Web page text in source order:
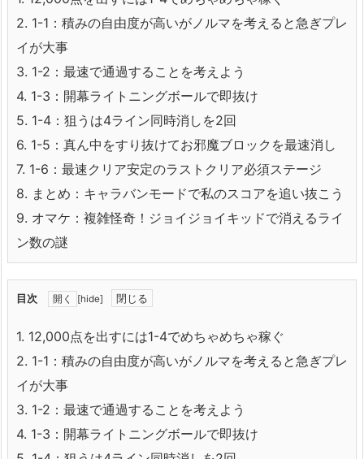
2. 1-1：積みの自由度が高いがノルマを考えると急ぎプレ
イが大事
3. 1-2：最速で通過することを考えよう
4. 1-3：開幕ライトニングボールで即抜け
5. 1-4：狙うは4ライン同時消しを2回
6. 1-5：真ん中をすり抜けてお邪魔ブロックを最速消し
7. 1-6：最速クリア安定のラストクリア必須ステージ
8. まとめ：キャラバンモードで私のスコアを追い抜こう
9. オマケ：複雑怪奇！ジョイジョイキッドで消えるライ
ン数の謎
目次 [hide]
1. 12,000点を出すには1-4でめちゃめちゃ稼ぐ
2. 1-1：積みの自由度が高いがノルマを考えると急ぎプレ
イが大事
3. 1-2：最速で通過することを考えよう
4. 1-3：開幕ライトニングボールで即抜け